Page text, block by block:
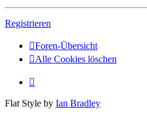
Registrieren
Foren-Übersicht
Alle Cookies löschen
Flat Style by Ian Bradley